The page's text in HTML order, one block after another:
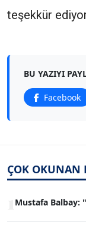
teşekkür
BU YAZIYI
Facebook
ÇOK OKUNAN
Mustafa Balbay: